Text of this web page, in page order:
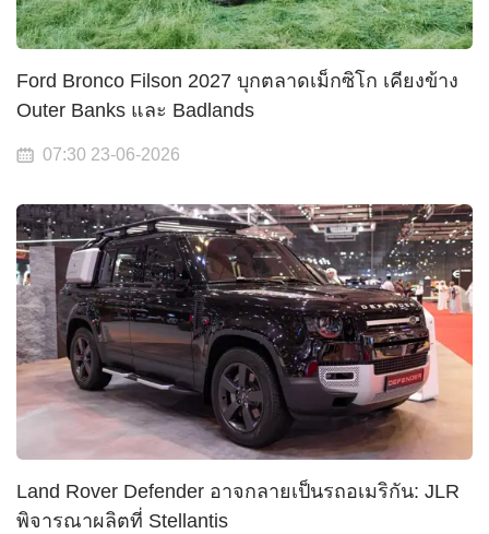
Ford Bronco Filson 2027 บุกตลาดเม็กซิโก เคียงข้าง
Outer Banks และ Badlands
07:30 23-06-2026
Land Rover Defender อาจกลายเป็นรถอเมริกัน: JLR
พิจารณาผลิตที่ Stellantis